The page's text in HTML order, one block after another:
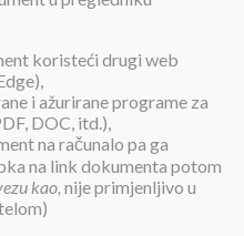
ili ispravak
koristeći drugi web
i ažurirane programe za
DOC, itd.),
na računalo pa ga
na link dokumenta potom
kao, nije primjenljivo u